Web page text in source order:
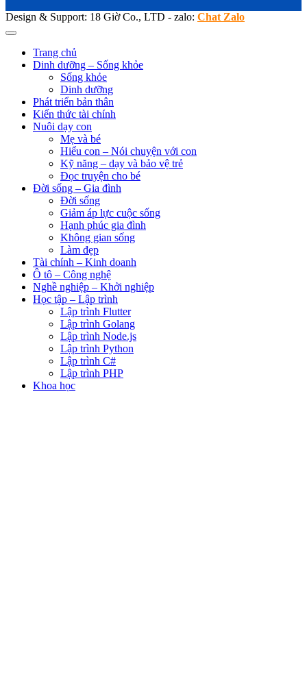
Design & Support: 18 Giờ Co., LTD - zalo: Chat Zalo
Trang chủ
Dinh dưỡng – Sống khỏe
Sống khỏe
Dinh dưỡng
Phát triển bản thân
Kiến thức tài chính
Nuôi dạy con
Mẹ và bé
Hiểu con – Nói chuyện với con
Kỹ năng – dạy và bảo vệ trẻ
Đọc truyện cho bé
Đời sống – Gia đình
Đời sống
Giảm áp lực cuộc sống
Hạnh phúc gia đình
Không gian sống
Làm đẹp
Tài chính – Kinh doanh
Ô tô – Công nghệ
Nghề nghiệp – Khởi nghiệp
Học tập – Lập trình
Lập trình Flutter
Lập trình Golang
Lập trình Node.js
Lập trình Python
Lập trình C#
Lập trình PHP
Khoa học